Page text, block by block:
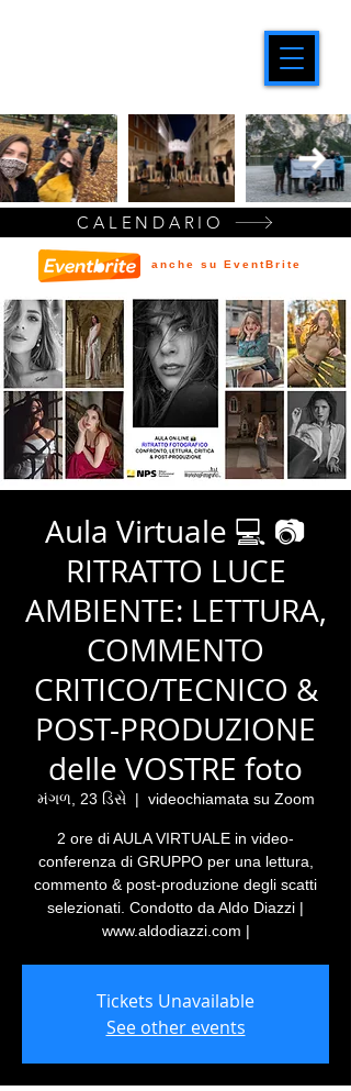
Aula Virtuale 💻 📷
RITRATTO LUCE
AMBIENTE: LETTURA,
COMMENTO
CRITICO/TECNICO &
POST-PRODUZIONE
delle VOSTRE foto
મંગળ, 23 ડિસે
  |
videochiamata su Zoom
2 ore di AULA VIRTUALE in video-
conferenza di GRUPPO per una lettura,
commento & post-produzione degli scatti
selezionati. Condotto da Aldo Diazzi |
www.aldodiazzi.com |
Tickets Unavailable
See other events
CALENDARIO
anche su EventBrite